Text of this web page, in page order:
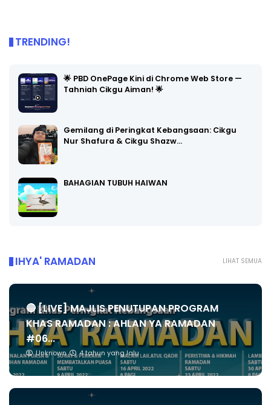
TRENDING!
🌟 PBD OnePage Kini di Chrome Web Store —
Tahniah Cikgu Aiman! 🌟
Gemilang di Peringkat Kebangsaan: Cikgu
Nur Shafura & Cikgu Shazw…
BAHAGIAN TUBUH HAIWAN
LIHAT SEMUA
IHYA' RAMADAN
🔴 [LIVE] MAJLIS PENUTUPAN PROGRAM
KHAS RAMADAN : AHLAN YA RAMADAN
#06...
Unknown 4 tahun yang lalu